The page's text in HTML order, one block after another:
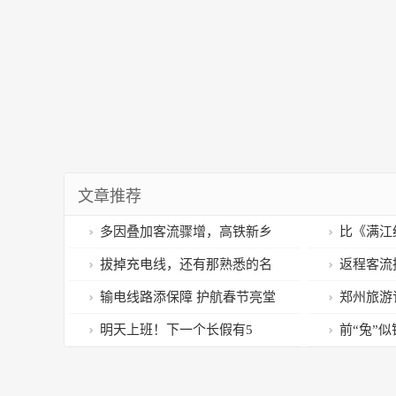
文章推荐
多因叠加客流骤增，高铁新乡
东站全力应对春运高峰
比《满
感人的，
吧”大戏
拔掉充电线，还有那熟悉的名
场面……再见即是明年！
返程客流
路网持续
输电线路添保障 护航春节亮堂
堂
郑州旅游
开封上榜
明天上班！下一个长假有5 前“兔”